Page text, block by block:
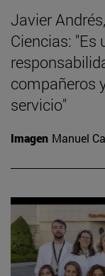
Javier
Ciencias: "Es
compañeros
servicio"
Imagen Manuel